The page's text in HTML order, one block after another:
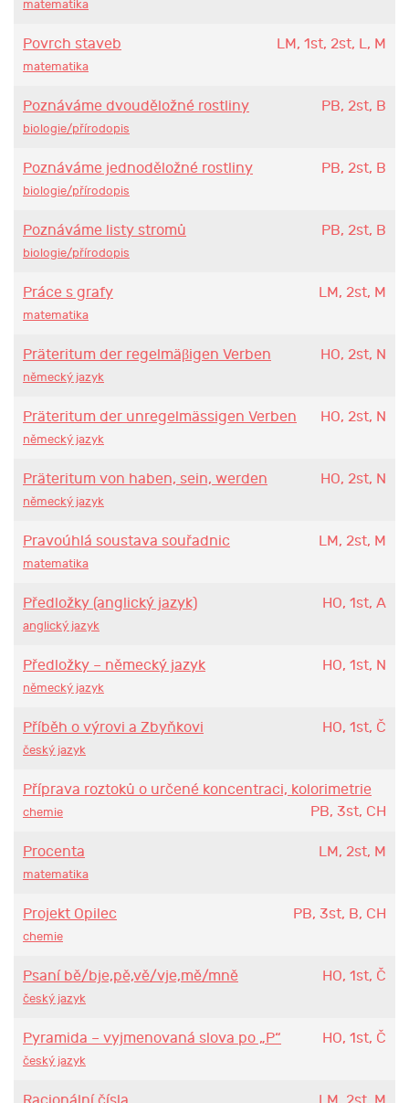
matematika
Povrch staveb LM, 1st, 2st, L, M
matematika
Poznáváme dvouděložné rostliny PB, 2st, B
biologie/přírodopis
Poznáváme jednoděložné rostliny PB, 2st, B
biologie/přírodopis
Poznáváme listy stromů PB, 2st, B
biologie/přírodopis
Práce s grafy LM, 2st, M
matematika
Präteritum der regelmäβigen Verben HO, 2st, N
německý jazyk
Präteritum der unregelmässigen Verben HO, 2st, N
německý jazyk
Präteritum von haben, sein, werden HO, 2st, N
německý jazyk
Pravoúhlá soustava souřadnic LM, 2st, M
matematika
Předložky (anglický jazyk) HO, 1st, A
anglický jazyk
Předložky – německý jazyk HO, 1st, N
německý jazyk
Příběh o výrovi a Zbyňkovi HO, 1st, Č
český jazyk
Příprava roztoků o určené koncentraci, kolorimetrie
PB, 3st, CH
chemie
Procenta LM, 2st, M
matematika
Projekt Opilec PB, 3st, B, CH
chemie
Psaní bě/bje,pě,vě/vje,mě/mně HO, 1st, Č
český jazyk
Pyramida – vyjmenovaná slova po „P“ HO, 1st, Č
český jazyk